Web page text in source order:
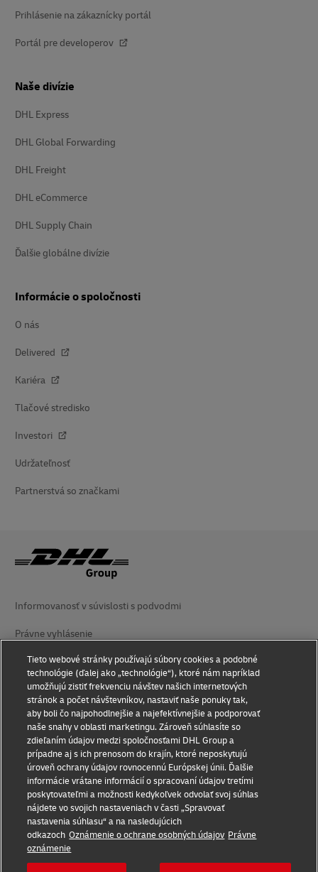
Prihlásenie na zákaznícky portál
Portál pre developerov
Naše divízie
DHL Express
DHL Global Forwarding
DHL Freight
DHL eCommerce
DHL Supply Chain
Ďalšie globálne divízie
Informácie o spoločnosti
O nás
Delivered
Kariéra
Tlačové stredisko
Investori
Udržateľnosť
Partnerstvá so značkami
Informovanosť v súvislosti s podvodmi
Právne vyhlásenie
Podmienky používania
Vyhlásenie o ochrane súkromia
Prístupnosť
Dodatočné informácie
Nastavenie súborov cookie
Sledujte nás
Tieto webové stránky používajú súbory cookies a podobné
technológie (ďalej ako „technológie“), ktoré nám napríklad
umožňujú zistiť frekvenciu návštev našich internetových
stránok a počet návštevníkov, nastaviť naše ponuky tak,
aby boli čo najpohodlnejšie a najefektívnejšie a podporovať
naše snahy v oblasti marketingu. Zároveň súhlasíte so
zdieľaním údajov medzi spoločnosťami DHL Group a
prípadne aj s ich prenosom do krajín, ktoré neposkytujú
úroveň ochrany údajov rovnocennú Európskej únii. Ďalšie
informácie vrátane informácií o spracovaní údajov tretími
poskytovateľmi a možnosti kedykoľvek odvolať svoj súhlas
nájdete vo svojich nastaveniach v časti „Spravovať
nastavenia súhlasu“ a na nasledujúcich
odkazoch Oznámenie o ochrane osobných údajov Právne
oznámenie